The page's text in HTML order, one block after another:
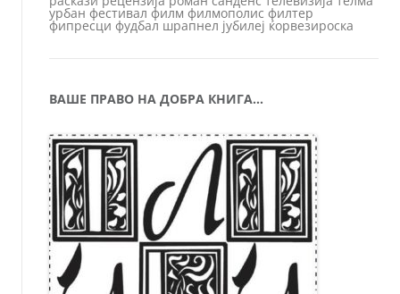
урбан фестивал филм филмополис филтер
фипресци фудбал шрапнел јубилеј ќорвезироска
ВАШЕ ПРАВО НА ДОБРА КНИГА…